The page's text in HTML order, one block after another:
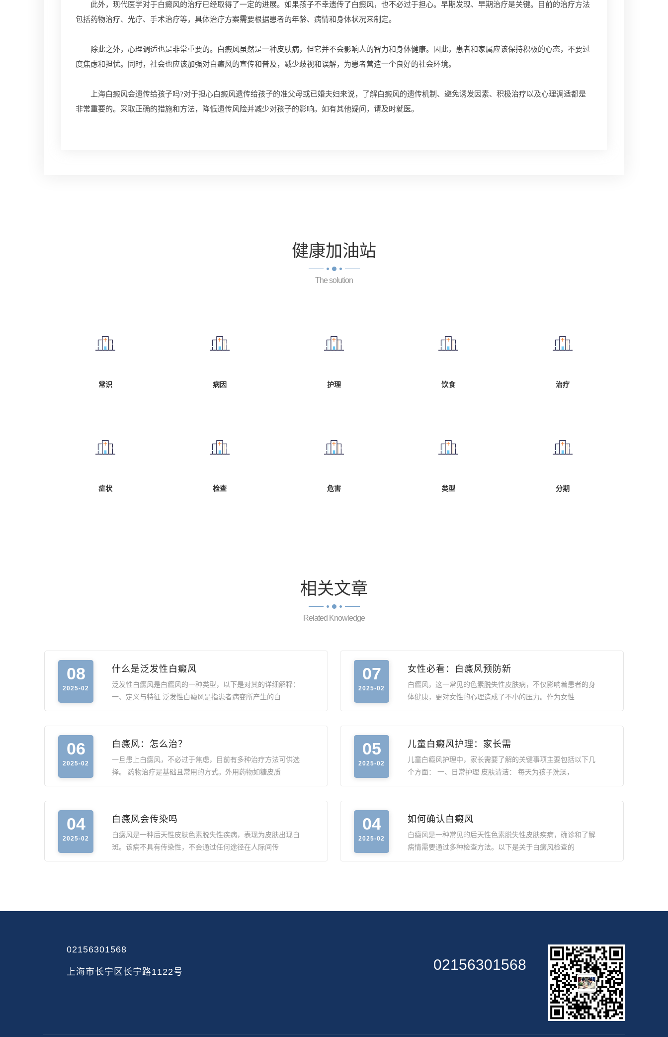
此外，现代医学对于白癜风的治疗已经取得了一定的进展。如果孩子不幸遗传了白癜风，也不必过于担心。早期发现、早期治疗是关键。目前的治疗方法
包括药物治疗、光疗、手术治疗等，具体治疗方案需要根据患者的年龄、病情和身体状况来制定。
除此之外，心理调适也是非常重要的。白癜风虽然是一种皮肤病，但它并不会影响人的智力和身体健康。因此，患者和家属应该保持积极的心态，不要过
度焦虑和担忧。同时，社会也应该加强对白癜风的宣传和普及，减少歧视和误解，为患者营造一个良好的社会环境。
上海白癜风会遗传给孩子吗?对于担心白癜风遗传给孩子的准父母或已婚夫妇来说，了解白癜风的遗传机制、避免诱发因素、积极治疗以及心理调适都是
非常重要的。采取正确的措施和方法，降低遗传风险并减少对孩子的影响。如有其他疑问，请及时就医。
健康加油站
The solution
常识 病因 护理 饮食 治疗
症状 检查 危害 类型 分期
相关文章
Related Knowledge
08
2025-02
什么是泛发性白癜风
泛发性白癜风是白癜风的一种类型，以下是对其的详细解释：
一、定义与特征 泛发性白癜风是指患者病变所产生的白
07
2025-02
女性必看：白癜风预防新
白癜风，这一常见的色素脱失性皮肤病，不仅影响着患者的身
体健康，更对女性的心理造成了不小的压力。作为女性
06
2025-02
白癜风：怎么治？
一旦患上白癜风，不必过于焦虑，目前有多种治疗方法可供选
择。 药物治疗是基础且常用的方式。外用药物如糖皮质
05
2025-02
儿童白癜风护理：家长需
儿童白癜风护理中，家长需要了解的关键事项主要包括以下几
个方面： 一、日常护理 皮肤清洁： 每天为孩子洗澡，
04
2025-02
白癜风会传染吗
白癜风是一种后天性皮肤色素脱失性疾病，表现为皮肤出现白
斑。该病不具有传染性，不会通过任何途径在人际间传
04
2025-02
如何确认白癜风
白癜风是一种常见的后天性色素脱失性皮肤疾病，确诊和了解
病情需要通过多种检查方法。以下是关于白癜风检查的
02156301568
上海市长宁区长宁路1122号 02156301568